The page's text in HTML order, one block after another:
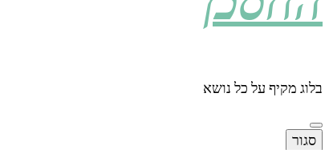
בלוג מקיף על כל נושא
סגור